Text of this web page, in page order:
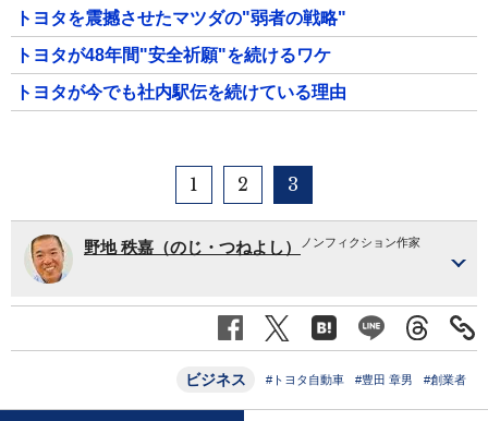
トヨタを震撼させたマツダの"弱者の戦略"
トヨタが48年間"安全祈願"を続けるワケ
トヨタが今でも社内駅伝を続けている理由
1 2 3
野地 秩嘉（のじ・つねよし） ノンフィクション作家
ビジネス #トヨタ自動車 #豊田 章男 #創業者